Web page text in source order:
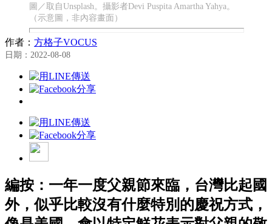
圖／取自Unsplash。攝影者Devi Puspita Amartha Yahya。
（示意圖，非內容畫面）
作者： 方格子VOCUS
日期：2022-08-08
編按：一年一度父親節來臨，台灣比起國
外，似乎比較沒有什麼特別的慶祝方式，